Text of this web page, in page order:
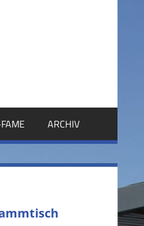
ARCHIV